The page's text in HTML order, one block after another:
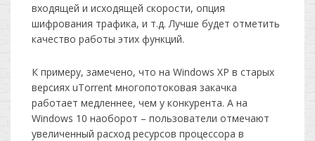
входящей и исходящей скорости, опция
шифрования трафика, и т.д. Лучше будет отметить
качество работы этих функций.
К примеру, замечено, что на Windows XP в старых
версиях uTorrent многопотоковая закачка
работает медленнее, чем у конкурента. А на
Windows 10 наоборот – пользователи отмечают
увеличенный расход ресурсов процессора в